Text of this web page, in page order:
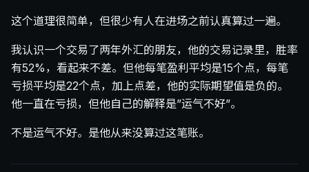
这个道理很简单，但很少有人在进场之前认真算过一遍。
我认识一个交易了两年外汇的朋友，他的交易记录里，胜率
有52%，看起来不差。但他每笔盈利平均是15个点，每笔
亏损平均是22个点，加上点差，他的实际期望值是负的。
他一直在亏损，但他自己的解释是”运气不好”。
不是运气不好。是他从来没算过这笔账。